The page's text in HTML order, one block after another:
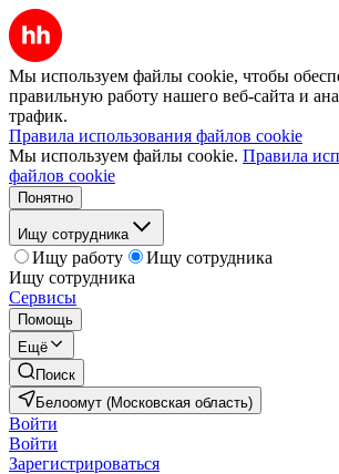
Мы используем файлы cookie, чтобы
правильную работу нашего веб-сайта и
трафик.
Правила использования файлов cookie
Мы используем файлы cookie. Правила
файлов cookie
Понятно
Ищу сотрудника
Ищу работу
Ищу сотрудника
Ищу сотрудника
Сервисы
Помощь
Ещё
Поиск
Белоомут (Московская область)
Войти
Войти
Зарегистрироваться